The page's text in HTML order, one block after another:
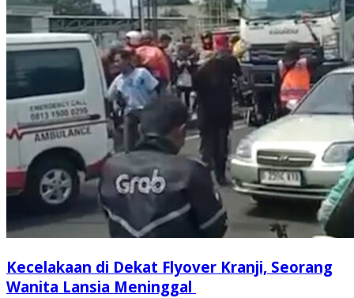
Kecelakaan di Dekat Flyover Kranji, Seorang
Wanita Lansia Meninggal